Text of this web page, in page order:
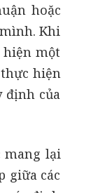
hoặc
Khi
hiện một
hiện
định của
mang lại
giữa các